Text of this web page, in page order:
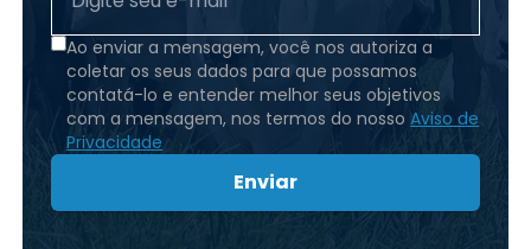
Ao enviar a mensagem, você nos autoriza a
coletar os seus dados para que possamos
contatá-lo e entender melhor seus objetivos
com a mensagem, nos termos do nossoAviso de
Privacidade
Enviar